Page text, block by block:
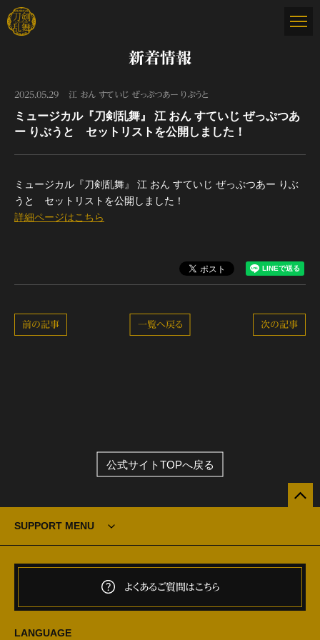
新着情報
2025.05.29 江 おん すていじ ぜっぷつあー りぶうと
ミュージカル『刀剣乱舞』 江 おん すていじ ぜっぷつあ
ー りぶうと セットリストを公開しました！
ミュージカル『刀剣乱舞』 江 おん すていじ ぜっぷつあー りぶ
うと セットリストを公開しました！
詳細ページはこちら
次の記事
一覧へ戻る
前の記事
公式サイトTOPへ戻る
SUPPORT MENU
よくあるご質問はこちら
LANGUAGE